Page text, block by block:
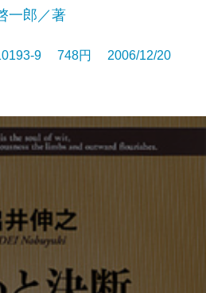
一郎／著
9 748円 2006/12/20